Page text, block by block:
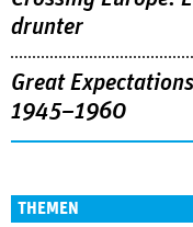
drunter
Great
1945–1960
THEMEN